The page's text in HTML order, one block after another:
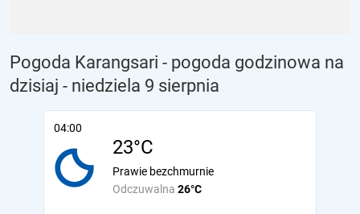
Pogoda Karangsari - pogoda godzinowa na
dzisiaj - niedziela 9 sierpnia
04:00
23°C
Odczuwalna 26°C
Prawie bezchmurnie